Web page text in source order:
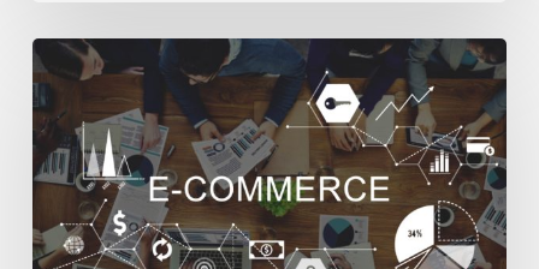
27
septembre
2026
De
nouvelles
obligations
sur
le
droit
de